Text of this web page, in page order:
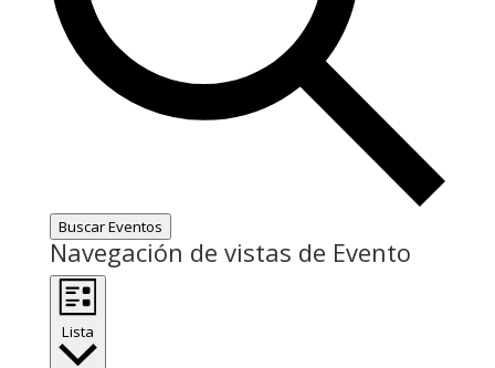
Buscar Eventos
Navegación de vistas de Evento
Lista